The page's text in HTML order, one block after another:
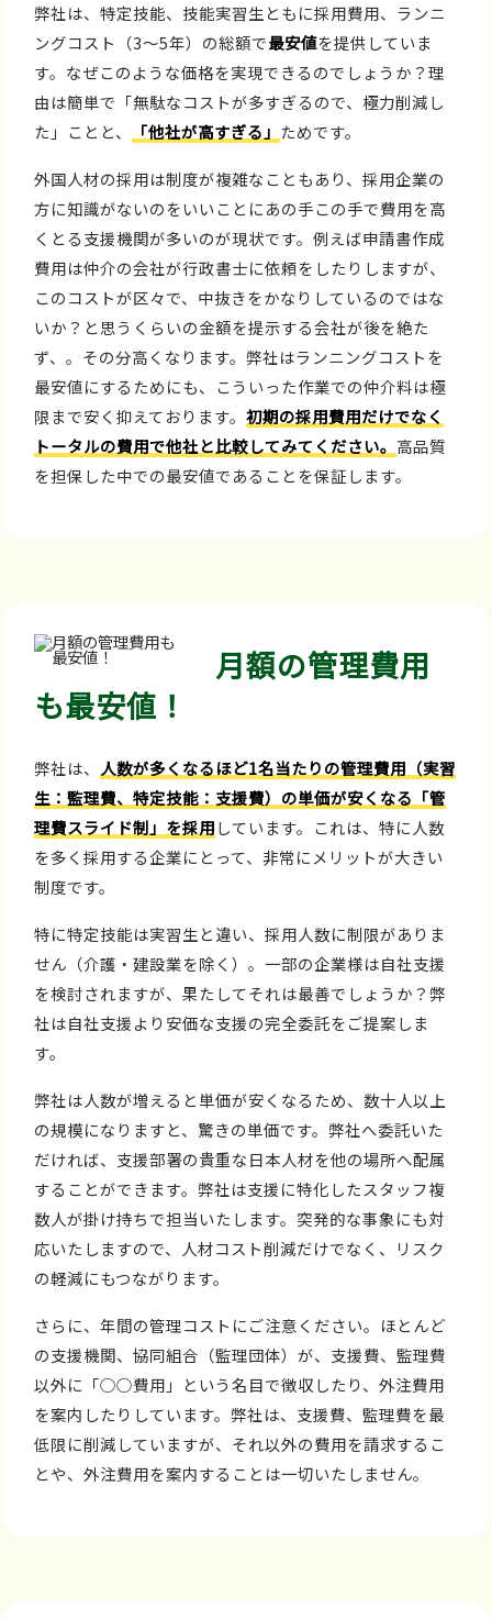
弊社は、特定技能、技能実習生ともに採用費用、ランニ
ングコスト（3～5年）の総額で最安値を提供していま
す。なぜこのような価格を実現できるのでしょうか？理
由は簡単で「無駄なコストが多すぎるので、極力削減し
た」ことと、
「他社が高すぎる」 ためです。
外国人材の採用は制度が複雑なこともあり、採用企業の
方に知識がないのをいいことにあの手この手で費用を高
くとる支援機関が多いのが現状です。例えば申請書作成
費用は仲介の会社が行政書士に依頼をしたりしますが、
このコストが区々で、中抜きをかなりしているのではな
いか？と思うくらいの金額を提示する会社が後を絶た
ず、。その分高くなります。弊社はランニングコストを
最安値にするためにも、こういった作業での仲介料は極
限まで安く抑えております。初期の採用費用だけでなく
トータルの費用で他社と比較してみてください。 高品質
を担保した中での最安値であることを保証します。
月額の管理費用
も最安値！
弊社は、 人数が多くなるほど1名当たりの管理費用（実習
生：監理費、特定技能：支援費）の単価が安くなる「管
理費スライド制」を採用しています。これは、特に人数
を多く採用する企業にとって、非常にメリットが大きい
制度です。
特に特定技能は実習生と違い、採用人数に制限がありま
せん（介護・建設業を除く）。一部の企業様は自社支援
を検討されますが、果たしてそれは最善でしょうか？弊
社は自社支援より安価な支援の完全委託をご提案しま
す。
弊社は人数が増えると単価が安くなるため、数十人以上
の規模になりますと、驚きの単価です。弊社へ委託いた
だければ、支援部署の貴重な日本人材を他の場所へ配属
することができます。弊社は支援に特化したスタッフ複
数人が掛け持ちで担当いたします。突発的な事象にも対
応いたしますので、人材コスト削減だけでなく、リスク
の軽減にもつながります。
さらに、年間の管理コストにご注意ください。ほとんど
の支援機関、協同組合（監理団体）が、支援費、監理費
以外に「○○費用」という名目で徴収したり、外注費用
を案内したりしています。弊社は、支援費、監理費を最
低限に削減していますが、それ以外の費用を請求するこ
とや、外注費用を案内することは一切いたしません。